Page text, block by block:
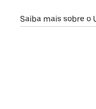
Saiba mais sobre o